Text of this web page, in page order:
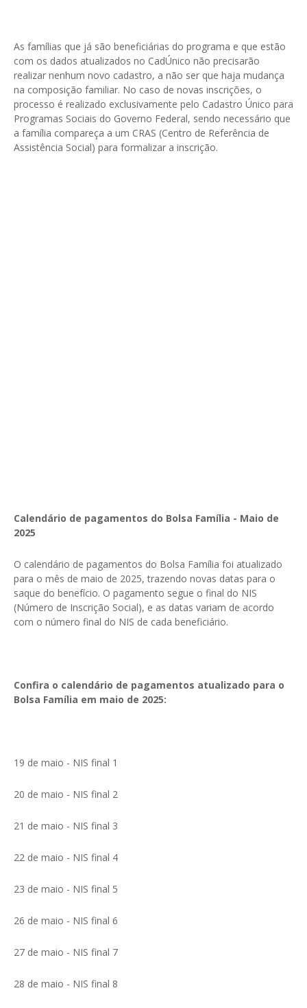
As famílias que já são beneficiárias do programa e que estão
com os dados atualizados no CadÚnico não precisarão
realizar nenhum novo cadastro, a não ser que haja mudança
na composição familiar. No caso de novas inscrições, o
processo é realizado exclusivamente pelo Cadastro Único para
Programas Sociais do Governo Federal, sendo necessário que
a família compareça a um CRAS (Centro de Referência de
Assistência Social) para formalizar a inscrição.
Calendário de pagamentos do Bolsa Família - Maio de
2025
O calendário de pagamentos do Bolsa Família foi atualizado
para o mês de maio de 2025, trazendo novas datas para o
saque do benefício. O pagamento segue o final do NIS
(Número de Inscrição Social), e as datas variam de acordo
com o número final do NIS de cada beneficiário.
Confira o calendário de pagamentos atualizado para o
Bolsa Família em maio de 2025:
19 de maio - NIS final 1
20 de maio - NIS final 2
21 de maio - NIS final 3
22 de maio - NIS final 4
23 de maio - NIS final 5
26 de maio - NIS final 6
27 de maio - NIS final 7
28 de maio - NIS final 8